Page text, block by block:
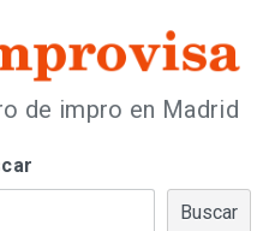
de impro en Madrid
Buscar